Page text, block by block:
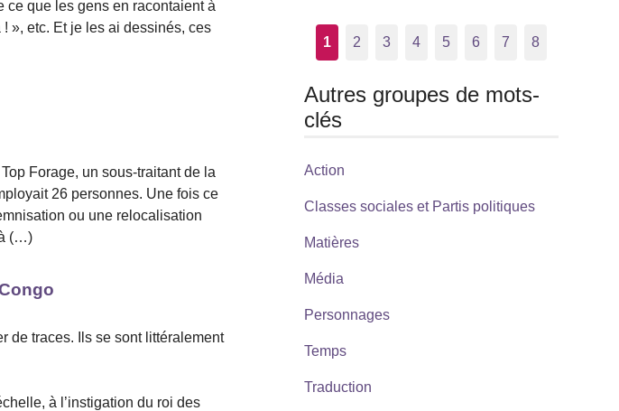
que les gens en racontaient à
», etc. Et je les ai dessinés, ces
Forage, un sous-traitant de la
26 personnes. Une fois ce
ou une relocalisation
à (…)
de traces. Ils se sont littéralement
à l’instigation du roi des
1 2 3 4 5 6 7 8
Autres groupes de mots-
clés
Action
Classes sociales et Partis politiques
Matières
Média
Personnages
Temps
Traduction